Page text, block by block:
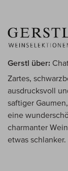
Gerstl über:
Zartes,
ausdrucksvoll
saftiger
eine
charmanter
etwas